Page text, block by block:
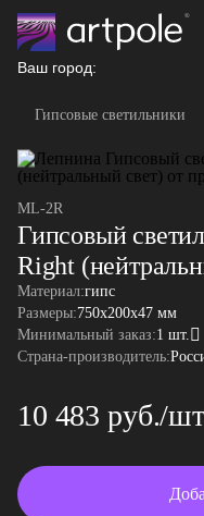
Ваш город:
Гипсовые светильники
ML-2R
Гипсовый
Right
Материал:гипс
Размеры:750x200x47 мм
Минимальный заказ:1 шт.
Страна-производитель:
10 483 руб./шт